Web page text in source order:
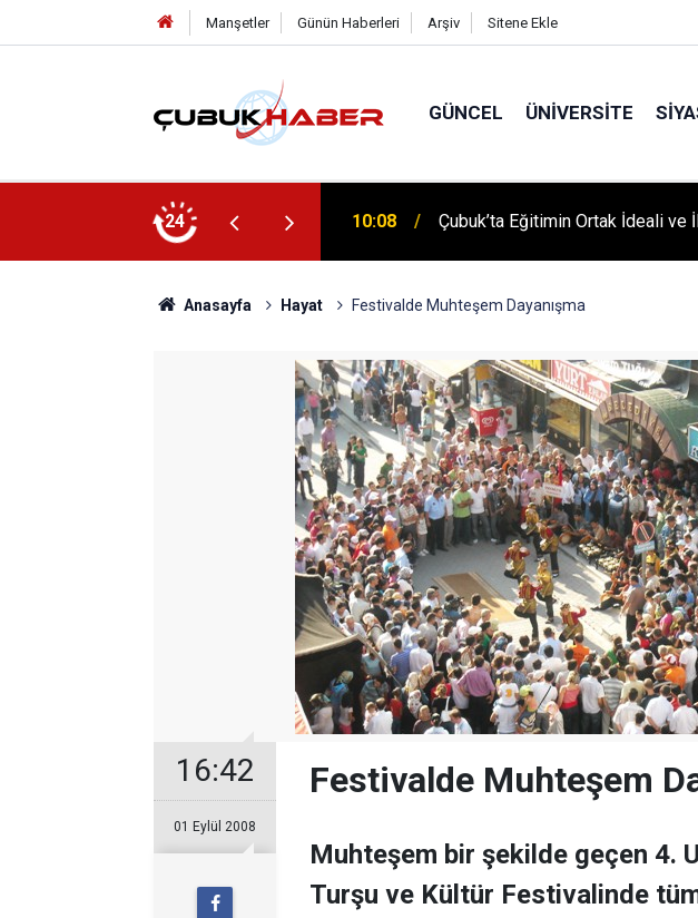
Manşetler Günün Haberleri Arşiv Sitene Ekle
GÜNCEL ÜNIVERSITE
24
Eranıl Vizyonu 12:06 ÇUBUK’TA ‘YAZA MERHABA’
Anasayfa Hayat Festivalde Muhteşem Dayanışma
16:42
01 Eylül 2008
Festivalde Muhteşem
Muhteşem bir şekilde geçen 4.
Turşu ve Kültür Festivalinde